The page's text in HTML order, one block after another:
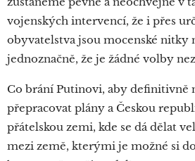
vojenských intervencí, že i přes
obyvatelstva jsou mocenské nitky
jednoznačně, že je žádné volby
Co brání Putinovi, aby definitivně
přepracovat plány a Českou
přátelskou zemi, kde se dá dělat
mezi země, kterými je možné si